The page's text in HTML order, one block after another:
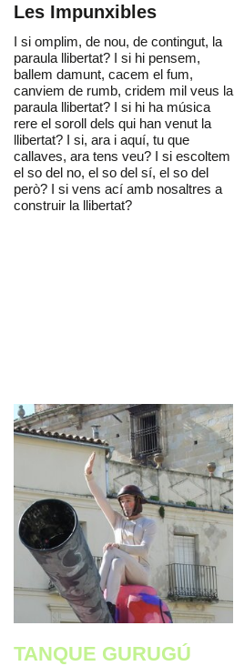
Les Impunxibles
I si omplim, de nou, de contingut, la
paraula llibertat? I si hi pensem,
ballem damunt, cacem el fum,
canviem de rumb, cridem mil veus la
paraula llibertat? I si hi ha música
rere el soroll dels qui han venut la
llibertat? I si, ara i aquí, tu que
callaves, ara tens veu? I si escoltem
el so del no, el so del sí, el so del
però? I si vens ací amb nosaltres a
construir la llibertat?
TANQUE GURUGÚ